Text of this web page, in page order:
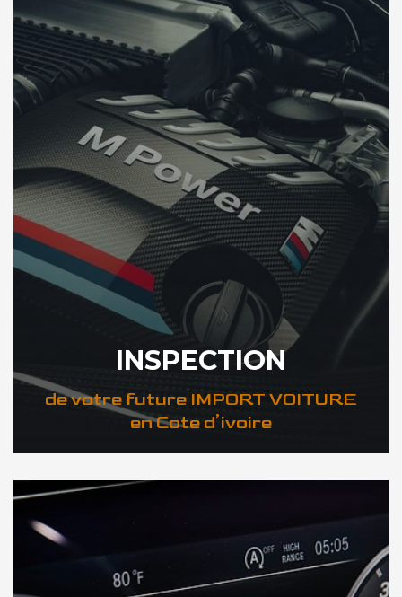
INSPECTION
de votre future IMPORT VOITURE
en Cote d’ivoire
DÉCOUVREZ VOTRE INSPECTION AUTO en Cote d’ivoire